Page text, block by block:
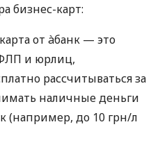
бизнес-карт:
от àбанк — это
и юрлиц,
рассчитываться за
наличные деньги
(например, до 10 грн/л